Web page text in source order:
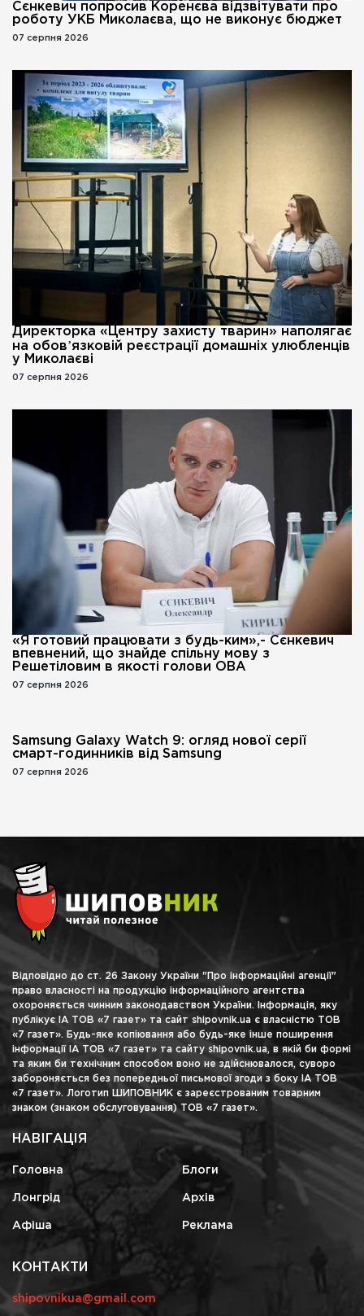
Сєнкевич попросив Коренєва відзвітувати про
роботу УКБ Миколаєва, що не виконує бюджет
07 серпня 2026
Директорка «Центру захисту тварин» наполягає
на обовʼязковій реєстрації домашніх улюбленців
у Миколаєві
07 серпня 2026
«Я готовий працювати з будь-ким»,- Сєнкевич
впевнений, що знайде спільну мову з
Решетіловим в якості голови ОВА
07 серпня 2026
Samsung Galaxy Watch 9: огляд нової серії
смарт-годинників від Samsung
07 серпня 2026
Відповідно до ст. 26 Закону України "Про інформаційні агенції"
право власності на продукцію інформаційного агентства
охороняється чинним законодавством України. Інформація, яку
публікує ІА ТОВ «7 газет» та сайт shipovnik.ua є власністю ТОВ
«7 газет». Будь-яке копіювання або будь-яке інше поширення
інформації ІА ТОВ «7 газет» та сайту shipovnik.ua, в якій би формі
та яким би технічним способом воно не здійснювалося, суворо
забороняється без попередньої письмової згоди з боку ІА ТОВ
«7 газет». Логотип ШИПОВНИК є зареєстрованим товарним
знаком (знаком обслуговування) ТОВ «7 газет».
НАВІГАЦІЯ
Головна Блоги
Лонгрід Архів
Афіша Реклама
КОНТАКТИ
shipovnikua@gmail.com